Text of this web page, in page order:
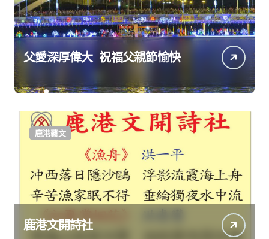
父愛深厚偉大 祝福父親節愉快
鹿港藝文
鹿港文開詩社